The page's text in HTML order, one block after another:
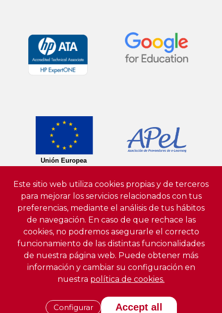
Este sitio web utiliza cookies propias y de terceros
para mejorar los servicios relacionados con tus
preferencias, mediante el análisis de tus hábitos
de navegación. En caso de que rechace las
cookies, no podremos asegurarle el correcto
funcionamiento de las distintas funcionalidades
de nuestra página web. Puede obtener más
información y cambiar su configuración en
nuestra política de cookies.
Configurar
Accept all